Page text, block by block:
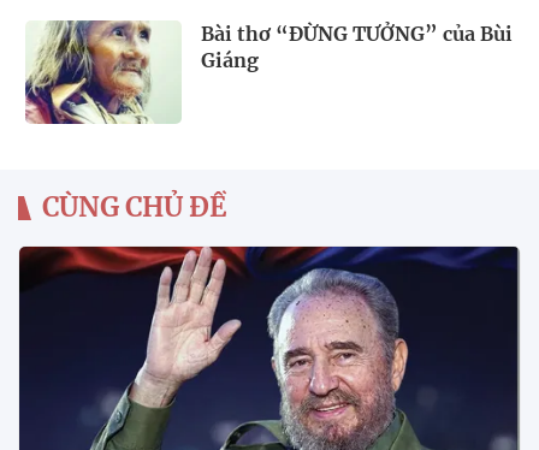
Bài thơ “ĐỪNG TƯỞNG” của Bùi
Giáng
CÙNG CHỦ ĐỀ